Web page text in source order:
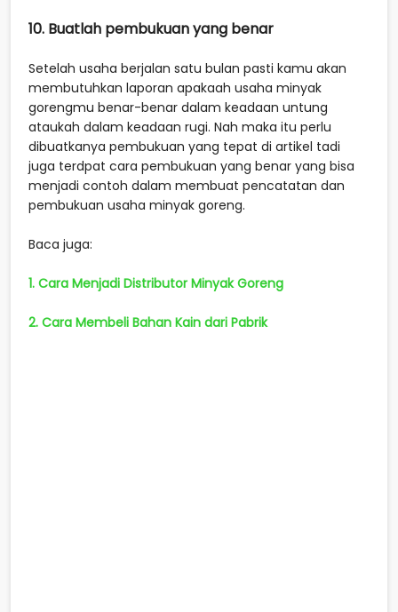
10. Buatlah pembukuan yang benar
Setelah usaha berjalan satu bulan pasti kamu akan
membutuhkan laporan apakaah usaha minyak
gorengmu benar-benar dalam keadaan untung
ataukah dalam keadaan rugi. Nah maka itu perlu
dibuatkanya pembukuan yang tepat di artikel tadi
juga terdpat cara pembukuan yang benar yang bisa
menjadi contoh dalam membuat pencatatan dan
pembukuan usaha minyak goreng.
Baca juga:
1. Cara Menjadi Distributor Minyak Goreng
2. Cara Membeli Bahan Kain dari Pabrik